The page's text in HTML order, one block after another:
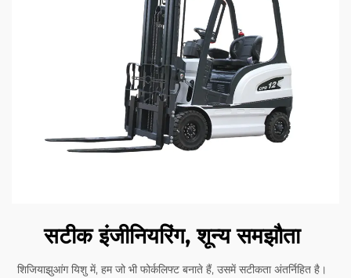
सटीक इंजीनियरिंग, शून्य समझौता
शिजियाझुआंग यिशु में, हम जो भी फोर्कलिफ्ट बनाते हैं, उसमें सटीकता अंतर्निहित है।